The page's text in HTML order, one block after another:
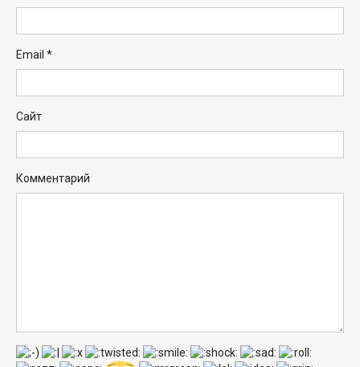
Email *
Сайт
Комментарий